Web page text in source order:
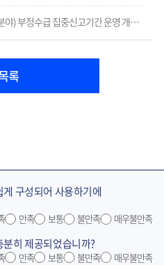
<정부지원금(교육분야) 부정수급 집중신고기간 운영 개요>
록
구성되어 사용하기에
만족 보통 불만족 매우불만족
히 제공되었습니까?
만족 보통 불만족 매우불만족